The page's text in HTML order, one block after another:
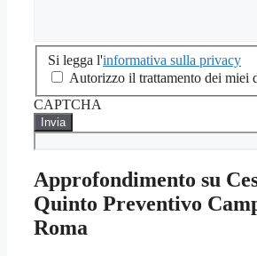
Si
legga
sulla
privacy
Si legga l'informativa sulla privacy
Autorizzo il trattamento dei miei
CAPTCHA
Approfondimento su
Quinto Preventivo
Roma